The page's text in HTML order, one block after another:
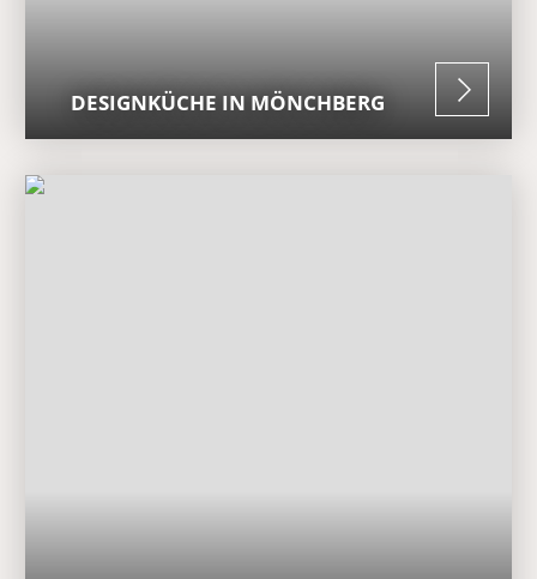
DESIGNKÜCHE IN MÖNCHBERG